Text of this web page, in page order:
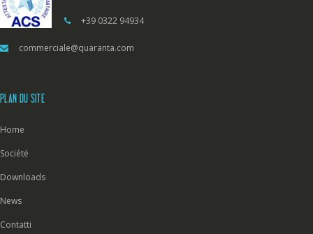
+39 0322 94934
commerciale@quaranta.com
PLAN DU SITE
Home
Société
Downloads
News
Contatti